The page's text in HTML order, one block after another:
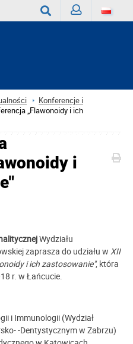
Konferencje i
„Flawonoidy i ich
i
Wydziału
zaprasza do udziału w XII
i ich zastosowanie", która
r. w Łańcucie.
i Immunologii (Wydział
-Dentystycznym w Zabrzu)